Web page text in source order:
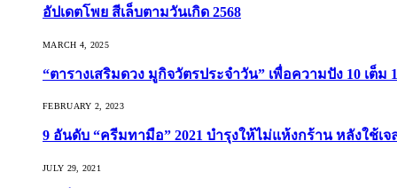
อัปเดตโพย สีเล็บตามวันเกิด 2568
MARCH 4, 2025
“ตารางเสริมดวง มูกิจวัตรประจำวัน” เพื่อความปัง 10 เต็ม
FEBRUARY 2, 2023
9 อันดับ “ครีมทามือ” 2021 บำรุงให้ไม่แห้งกร้าน หลังใช้เ
JULY 29, 2021